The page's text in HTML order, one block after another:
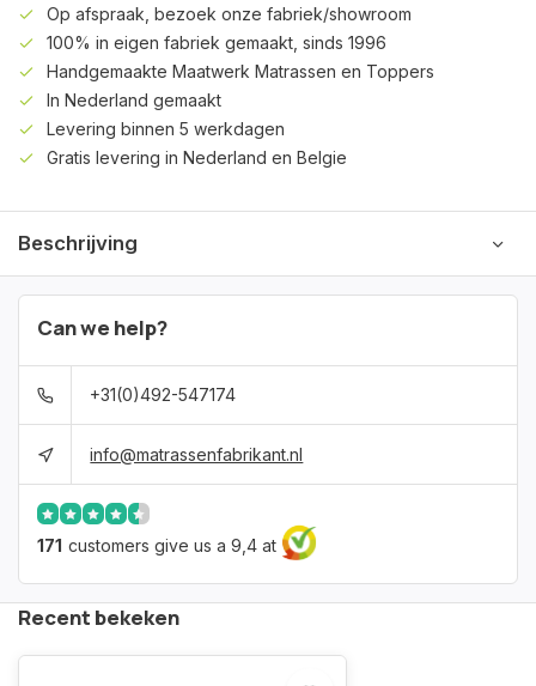
Op afspraak, bezoek onze fabriek/showroom
100% in eigen fabriek gemaakt, sinds 1996
Handgemaakte Maatwerk Matrassen en Toppers
In Nederland gemaakt
Levering binnen 5 werkdagen
Gratis levering in Nederland en Belgie
Beschrijving
Can we help?
+31(0)492-547174
info@matrassenfabrikant.nl
171 customers give us a 9,4 at
Recent bekeken